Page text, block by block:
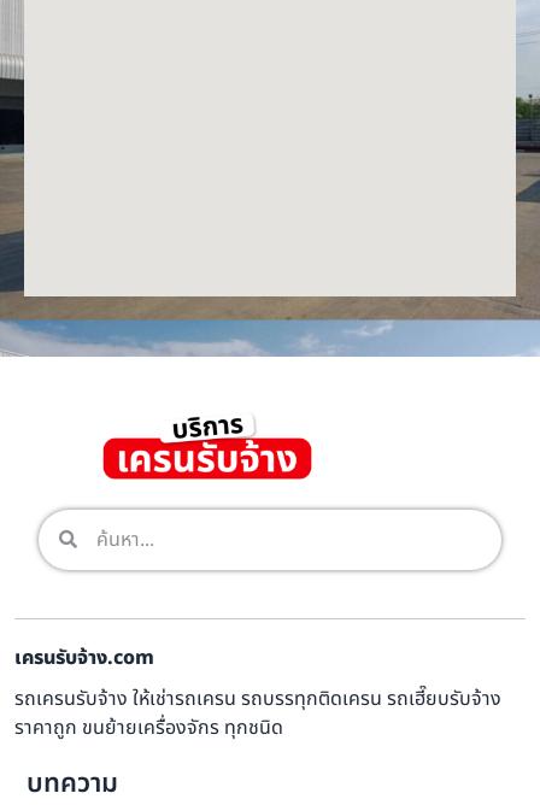
เครนรับจ้าง.com
รถเครนรับจ้าง ให้เช่ารถเครน รถบรรทุกติดเครน รถเฮี๊ยบรับจ้าง
ราคาถูก ขนย้ายเครื่องจักร ทุกชนิด
บทความ